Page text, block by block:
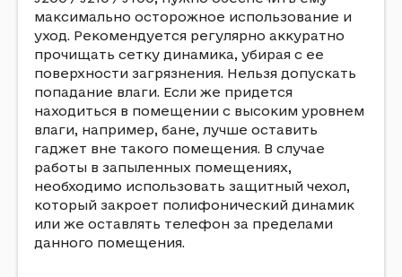
максимально осторожное использование и
уход. Рекомендуется регулярно аккуратно
прочищать сетку динамика, убирая с ее
поверхности загрязнения. Нельзя допускать
попадание влаги. Если же придется
находиться в помещении с высоким уровнем
влаги, например, бане, лучше оставить
гаджет вне такого помещения. В случае
работы в запыленных помещениях,
необходимо использовать защитный чехол,
который закроет полифонический динамик
или же оставлять телефон за пределами
данного помещения.